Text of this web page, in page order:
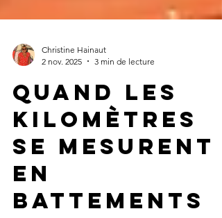
2 nov. 2025
3 min de lecture
Quand les
kilomètres
se mesurent
en